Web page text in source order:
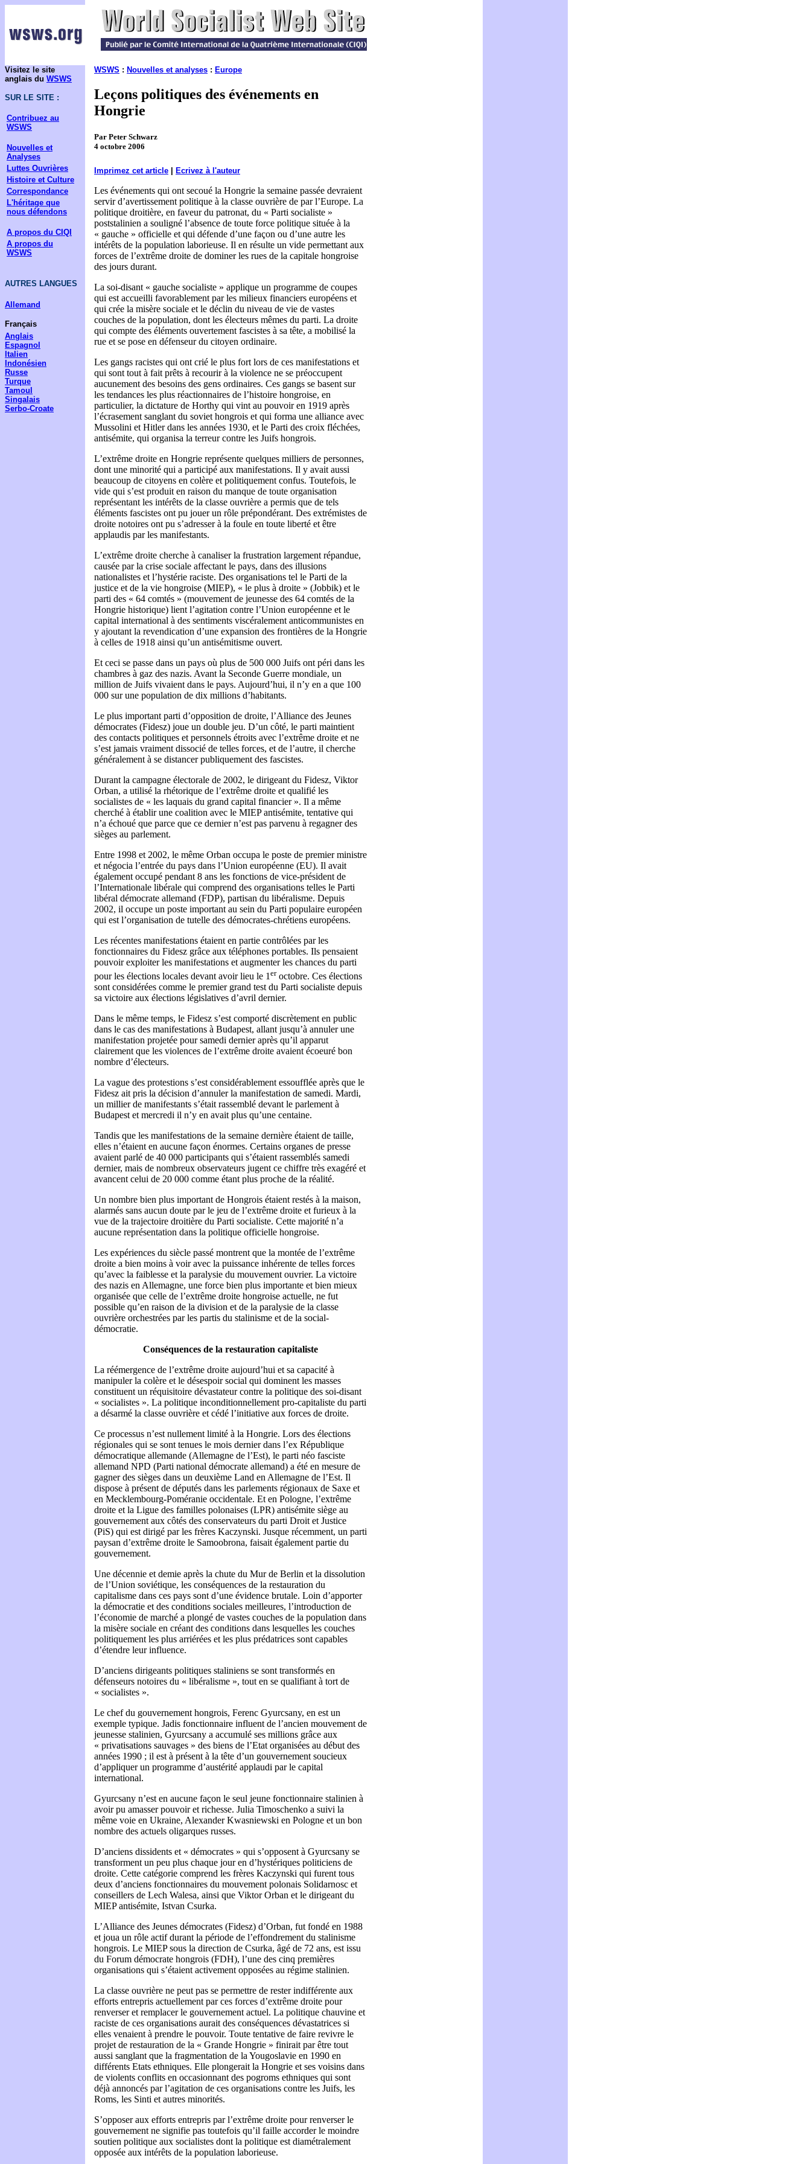
Visitez le site
anglais du WSWS
SUR LE SITE :
Contribuez au
WSWS
Nouvelles et
Analyses
Luttes Ouvrières
Histoire et Culture
Correspondance
L'héritage que
nous défendons
A propos du CIQI
A propos du
WSWS
AUTRES LANGUES
Allemand
Français
Anglais
Espagnol
Italien
Indonésien
Russe
Turque
Tamoul
Singalais
Serbo-Croate
WSWS : Nouvelles et analyses : Europe
Leçons politiques des événements en
Hongrie
Par Peter Schwarz
4 octobre 2006
Imprimez cet article Ecrivez à l'auteur
Les événements qui ont secoué la Hongrie la semaine passée devraient
servir d’avertissement politique à la classe ouvrière de par l’Europe. La
politique droitière, en faveur du patronat, du « Parti socialiste »
poststalinien a souligné l’absence de toute force politique située à la
« gauche » officielle et qui défende d’une façon ou d’une autre les
intérêts de la population laborieuse. Il en résulte un vide permettant aux
forces de l’extrême droite de dominer les rues de la capitale hongroise
des jours durant.
La soi-disant « gauche socialiste » applique un programme de coupes
qui est accueilli favorablement par les milieux financiers européens et
qui crée la misère sociale et le déclin du niveau de vie de vastes
couches de la population, dont les électeurs mêmes du parti. La droite
qui compte des éléments ouvertement fascistes à sa tête, a mobilisé la
rue et se pose en défenseur du citoyen ordinaire.
Les gangs racistes qui ont crié le plus fort lors de ces manifestations et
qui sont tout à fait prêts à recourir à la violence ne se préoccupent
aucunement des besoins des gens ordinaires. Ces gangs se basent sur
les tendances les plus réactionnaires de l’histoire hongroise, en
particulier, la dictature de Horthy qui vint au pouvoir en 1919 après
l’écrasement sanglant du soviet hongrois et qui forma une alliance avec
Mussolini et Hitler dans les années 1930, et le Parti des croix fléchées,
antisémite, qui organisa la terreur contre les Juifs hongrois.
L’extrême droite en Hongrie représente quelques milliers de personnes,
dont une minorité qui a participé aux manifestations. Il y avait aussi
beaucoup de citoyens en colère et politiquement confus. Toutefois, le
vide qui s’est produit en raison du manque de toute organisation
représentant les intérêts de la classe ouvrière a permis que de tels
éléments fascistes ont pu jouer un rôle prépondérant. Des extrémistes de
droite notoires ont pu s’adresser à la foule en toute liberté et être
applaudis par les manifestants.
L’extrême droite cherche à canaliser la frustration largement répandue,
causée par la crise sociale affectant le pays, dans des illusions
nationalistes et l’hystérie raciste. Des organisations tel le Parti de la
justice et de la vie hongroise (MIEP), « le plus à droite » (Jobbik) et le
parti des « 64 comtés » (mouvement de jeunesse des 64 comtés de la
Hongrie historique) lient l’agitation contre l’Union européenne et le
capital international à des sentiments viscéralement anticommunistes en
y ajoutant la revendication d’une expansion des frontières de la Hongrie
à celles de 1918 ainsi qu’un antisémitisme ouvert.
Et ceci se passe dans un pays où plus de 500 000 Juifs ont péri dans les
chambres à gaz des nazis. Avant la Seconde Guerre mondiale, un
million de Juifs vivaient dans le pays. Aujourd’hui, il n’y en a que 100
000 sur une population de dix millions d’habitants.
Le plus important parti d’opposition de droite, l’Alliance des Jeunes
démocrates (Fidesz) joue un double jeu. D’un côté, le parti maintient
des contacts politiques et personnels étroits avec l’extrême droite et ne
s’est jamais vraiment dissocié de telles forces, et de l’autre, il cherche
généralement à se distancer publiquement des fascistes.
Durant la campagne électorale de 2002, le dirigeant du Fidesz, Viktor
Orban, a utilisé la rhétorique de l’extrême droite et qualifié les
socialistes de « les laquais du grand capital financier ». Il a même
cherché à établir une coalition avec le MIEP antisémite, tentative qui
n’a échoué que parce que ce dernier n’est pas parvenu à regagner des
sièges au parlement.
Entre 1998 et 2002, le même Orban occupa le poste de premier ministre
et négocia l’entrée du pays dans l’Union européenne (EU). Il avait
également occupé pendant 8 ans les fonctions de vice-président de
l’Internationale libérale qui comprend des organisations telles le Parti
libéral démocrate allemand (FDP), partisan du libéralisme. Depuis
2002, il occupe un poste important au sein du Parti populaire européen
qui est l’organisation de tutelle des démocrates-chrétiens européens.
Les récentes manifestations étaient en partie contrôlées par les
fonctionnaires du Fidesz grâce aux téléphones portables. Ils pensaient
pouvoir exploiter les manifestations et augmenter les chances du parti
pour les élections locales devant avoir lieu le 1 eroctobre. Ces élections
sont considérées comme le premier grand test du Parti socialiste depuis
sa victoire aux élections législatives d’avril dernier.
Dans le même temps, le Fidesz s’est comporté discrètement en public
dans le cas des manifestations à Budapest, allant jusqu’à annuler une
manifestation projetée pour samedi dernier après qu’il apparut
clairement que les violences de l’extrême droite avaient écoeuré bon
nombre d’électeurs.
La vague des protestions s’est considérablement essoufflée après que le
Fidesz ait pris la décision d’annuler la manifestation de samedi. Mardi,
un millier de manifestants s’était rassemblé devant le parlement à
Budapest et mercredi il n’y en avait plus qu’une centaine.
Tandis que les manifestations de la semaine dernière étaient de taille,
elles n’étaient en aucune façon énormes. Certains organes de presse
avaient parlé de 40 000 participants qui s’étaient rassemblés samedi
dernier, mais de nombreux observateurs jugent ce chiffre très exagéré et
avancent celui de 20 000 comme étant plus proche de la réalité.
Un nombre bien plus important de Hongrois étaient restés à la maison,
alarmés sans aucun doute par le jeu de l’extrême droite et furieux à la
vue de la trajectoire droitière du Parti socialiste. Cette majorité n’a
aucune représentation dans la politique officielle hongroise.
Les expériences du siècle passé montrent que la montée de l’extrême
droite a bien moins à voir avec la puissance inhérente de telles forces
qu’avec la faiblesse et la paralysie du mouvement ouvrier. La victoire
des nazis en Allemagne, une force bien plus importante et bien mieux
organisée que celle de l’extrême droite hongroise actuelle, ne fut
possible qu’en raison de la division et de la paralysie de la classe
ouvrière orchestrées par les partis du stalinisme et de la social-
démocratie.
Conséquences de la restauration capitaliste
La réémergence de l’extrême droite aujourd’hui et sa capacité à
manipuler la colère et le désespoir social qui dominent les masses
constituent un réquisitoire dévastateur contre la politique des soi-disant
« socialistes ». La politique inconditionnellement pro-capitaliste du parti
a désarmé la classe ouvrière et cédé l’initiative aux forces de droite.
Ce processus n’est nullement limité à la Hongrie. Lors des élections
régionales qui se sont tenues le mois dernier dans l’ex République
démocratique allemande (Allemagne de l’Est), le parti néo fasciste
allemand NPD (Parti national démocrate allemand) a été en mesure de
gagner des sièges dans un deuxième Land en Allemagne de l’Est. Il
dispose à présent de députés dans les parlements régionaux de Saxe et
en Mecklembourg-Poméranie occidentale. Et en Pologne, l’extrême
droite et la Ligue des familles polonaises (LPR) antisémite siège au
gouvernement aux côtés des conservateurs du parti Droit et Justice
(PiS) qui est dirigé par les frères Kaczynski. Jusque récemment, un parti
paysan d’extrême droite le Samoobrona, faisait également partie du
gouvernement.
Une décennie et demie après la chute du Mur de Berlin et la dissolution
de l’Union soviétique, les conséquences de la restauration du
capitalisme dans ces pays sont d’une évidence brutale. Loin d’apporter
la démocratie et des conditions sociales meilleures, l’introduction de
l’économie de marché a plongé de vastes couches de la population dans
la misère sociale en créant des conditions dans lesquelles les couches
politiquement les plus arriérées et les plus prédatrices sont capables
d’étendre leur influence.
D’anciens dirigeants politiques staliniens se sont transformés en
défenseurs notoires du « libéralisme », tout en se qualifiant à tort de
« socialistes ».
Le chef du gouvernement hongrois, Ferenc Gyurcsany, en est un
exemple typique. Jadis fonctionnaire influent de l’ancien mouvement de
jeunesse stalinien, Gyurcsany a accumulé ses millions grâce aux
« privatisations sauvages » des biens de l’Etat organisées au début des
années 1990 ; il est à présent à la tête d’un gouvernement soucieux
d’appliquer un programme d’austérité applaudi par le capital
international.
Gyurcsany n’est en aucune façon le seul jeune fonctionnaire stalinien à
avoir pu amasser pouvoir et richesse. Julia Timoschenko a suivi la
même voie en Ukraine, Alexander Kwasniewski en Pologne et un bon
nombre des actuels oligarques russes.
D’anciens dissidents et « démocrates » qui s’opposent à Gyurcsany se
transforment un peu plus chaque jour en d’hystériques politiciens de
droite. Cette catégorie comprend les frères Kaczynski qui furent tous
deux d’anciens fonctionnaires du mouvement polonais Solidarnosc et
conseillers de Lech Walesa, ainsi que Viktor Orban et le dirigeant du
MIEP antisémite, Istvan Csurka.
L’Alliance des Jeunes démocrates (Fidesz) d’Orban, fut fondé en 1988
et joua un rôle actif durant la période de l’effondrement du stalinisme
hongrois. Le MIEP sous la direction de Csurka, âgé de 72 ans, est issu
du Forum démocrate hongrois (FDH), l’une des cinq premières
organisations qui s’étaient activement opposées au régime stalinien.
La classe ouvrière ne peut pas se permettre de rester indifférente aux
efforts entrepris actuellement par ces forces d’extrême droite pour
renverser et remplacer le gouvernement actuel. La politique chauvine et
raciste de ces organisations aurait des conséquences dévastatrices si
elles venaient à prendre le pouvoir. Toute tentative de faire revivre le
projet de restauration de la « Grande Hongrie » finirait par être tout
aussi sanglant que la fragmentation de la Yougoslavie en 1990 en
différents Etats ethniques. Elle plongerait la Hongrie et ses voisins dans
de violents conflits en occasionnant des pogroms ethniques qui sont
déjà annoncés par l’agitation de ces organisations contre les Juifs, les
Roms, les Sinti et autres minorités.
S’opposer aux efforts entrepris par l’extrême droite pour renverser le
gouvernement ne signifie pas toutefois qu’il faille accorder le moindre
soutien politique aux socialistes dont la politique est diamétralement
opposée aux intérêts de la population laborieuse.